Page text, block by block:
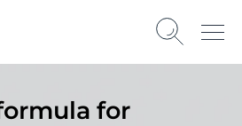
for